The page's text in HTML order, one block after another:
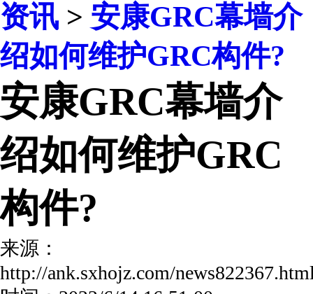
资讯 > 安康GRC幕墙介
绍如何维护GRC构件?
安康GRC幕墙介
绍如何维护GRC
构件?
来源：
http://ank.sxhojz.com/